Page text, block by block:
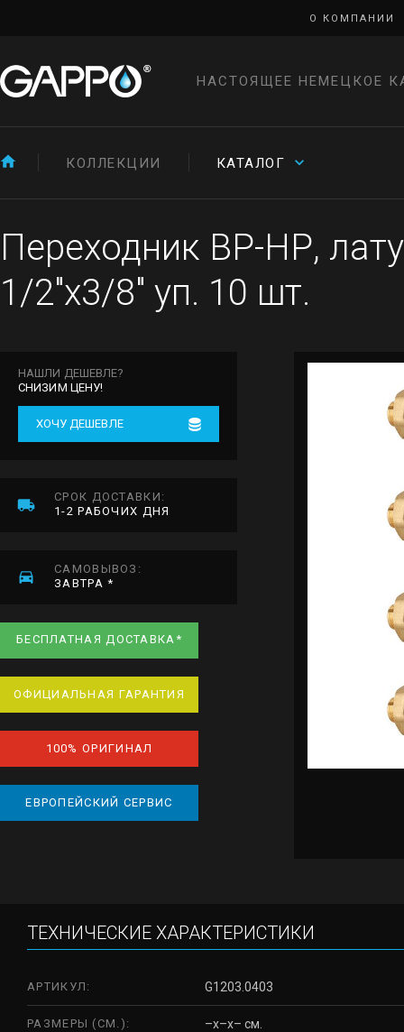
О КОМПАНИИ
НАСТОЯЩЕЕ НЕМЕЦКОЕ
КОЛЛЕКЦИИ КАТАЛОГ
Переходник ВР-НР,
1/2"х3/8" уп. 10 шт.
НАШЛИ ДЕШЕВЛЕ?
СНИЗИМ ЦЕНУ!
ХОЧУ ДЕШЕВЛЕ
СРОК ДОСТАВКИ:
1-2 РАБОЧИХ ДНЯ
САМОВЫВОЗ:
ЗАВТРА *
БЕСПЛАТНАЯ ДОСТАВКА*
ОФИЦИАЛЬНАЯ ГАРАНТИЯ
100% ОРИГИНАЛ
ЕВРОПЕЙСКИЙ СЕРВИС
ТЕХНИЧЕСКИЕ ХАРАКТЕРИСТИКИ
АРТИКУЛ: G1203.0403
РАЗМЕРЫ (СМ.): –x–x– см.